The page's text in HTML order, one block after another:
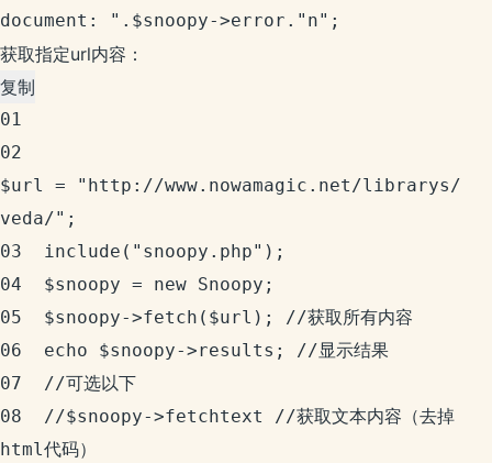
document: ".$snoopy->error."n";
获取指定url内容：
复制
01
02
$url = "http://www.nowamagic.net/librarys/
veda/";
03	include("snoopy.php");
04	$snoopy = new Snoopy;
05	$snoopy->fetch($url); //获取所有内容
06	echo $snoopy->results; //显示结果
07	//可选以下
08	//$snoopy->fetchtext //获取文本内容（去掉
html代码）